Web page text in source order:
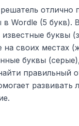
отлично
в Wordle (5 букв).
буквы
на своих местах
буквы
правильный
развивать